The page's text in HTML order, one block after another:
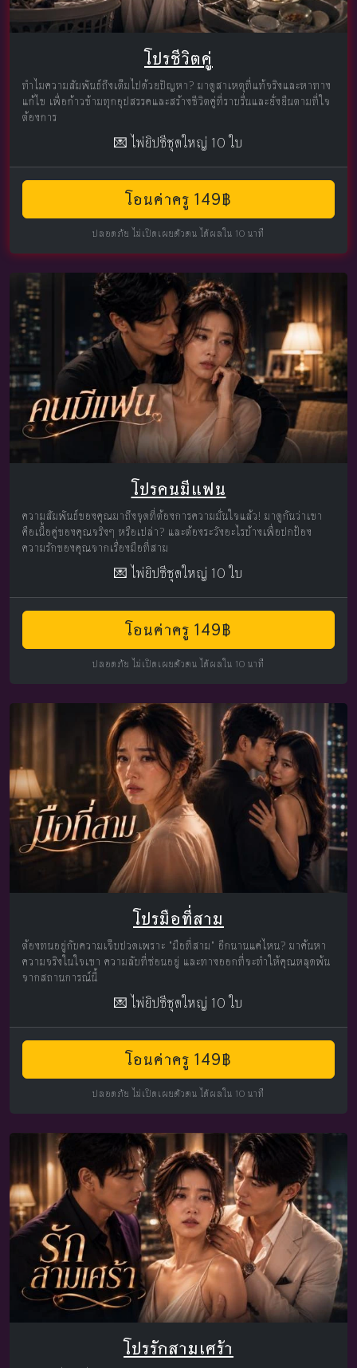
โปรชีวิตคู่
ทำไมความสัมพันธ์ถึงเต็มไปด้วยปัญหา? มาดูสาเหตุที่แท้จริงและหาทาง
แก้ไข เพื่อก้าวข้ามทุกอุปสรรคและสร้างชีวิตคู่ที่ราบรื่นและยั่งยืนตามที่ใจ
ต้องการ
💌 ไพ่ยิปซีชุดใหญ่ 10 ใบ
โอนค่าครู 149฿
ปลอดภัย ไม่เปิดเผยตัวตน ได้ผลใน 10 นาที
โปรคนมีแฟน
ความสัมพันธ์ของคุณมาถึงจุดที่ต้องการความมั่นใจแล้ว! มาดูกันว่าเขา
คือเนื้อคู่ของคุณจริงๆ หรือเปล่า? และต้องระวังอะไรบ้างเพื่อปกป้อง
ความรักของคุณจากเรื่องมือที่สาม
💌 ไพ่ยิปซีชุดใหญ่ 10 ใบ
โอนค่าครู 149฿
ปลอดภัย ไม่เปิดเผยตัวตน ได้ผลใน 10 นาที
โปรมือที่สาม
ต้องทนอยู่กับความเจ็บปวดเพราะ "มือที่สาม" อีกนานแค่ไหน? มาค้นหา
ความจริงในใจเขา ความลับที่ซ่อนอยู่ และทางออกที่จะทำให้คุณหลุดพ้น
จากสถานการณ์นี้
💌 ไพ่ยิปซีชุดใหญ่ 10 ใบ
โอนค่าครู 149฿
ปลอดภัย ไม่เปิดเผยตัวตน ได้ผลใน 10 นาที
โปรรักสามเศร้า